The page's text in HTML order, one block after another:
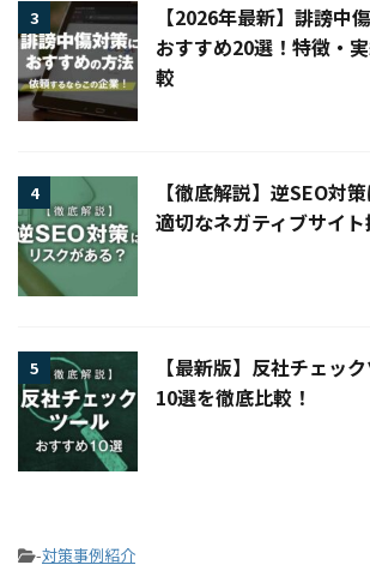
3
【2026年最新】誹謗中
おすすめ20選！特徴・
較
4
【徹底解説】逆SEO対
適切なネガティブサイ
5
【最新版】反社チェッ
10選を徹底比較！
-対策事例紹介